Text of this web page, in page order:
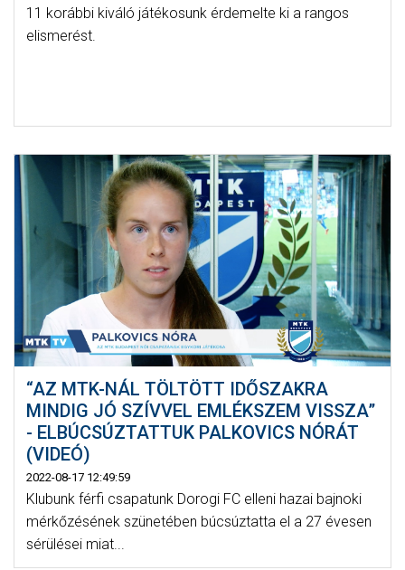
11 korábbi kiváló játékosunk érdemelte ki a rangos
elismerést.
“AZ MTK-NÁL TÖLTÖTT IDŐSZAKRA
MINDIG JÓ SZÍVVEL EMLÉKSZEM VISSZA”
- ELBÚCSÚZTATTUK PALKOVICS NÓRÁT
(VIDEÓ)
2022-08-17 12:49:59
Klubunk férfi csapatunk Dorogi FC elleni hazai bajnoki
mérkőzésének szünetében búcsúztatta el a 27 évesen
sérülései miat...